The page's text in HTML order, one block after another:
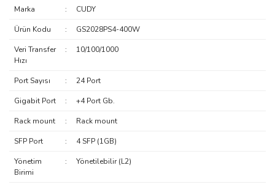
Marka : CUDY
Ürün Kodu : GS2028PS4-400W
Veri Transfer
Hızı
: 10/100/1000
Port Sayısı : 24 Port
Gigabit Port : +4 Port Gb.
Rack mount : Rack mount
SFP Port : 4 SFP (1GB)
Yönetim
Birimi
: Yönetilebilir (L2)